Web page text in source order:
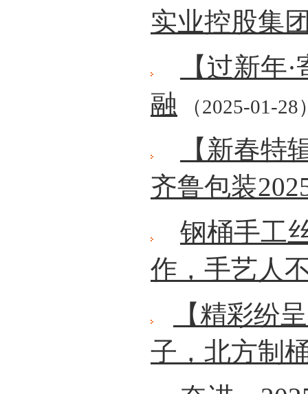
实业控股集
【过新年
融 （2025-01-28
【新春
齐鲁包装
钢桶手工
作，手艺人
【精彩纷
子，北方制